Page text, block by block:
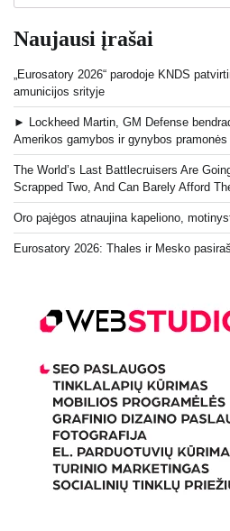
Naujausi įrašai
„Eurosatory 2026“ parodoje KNDS
amunicijos srityje
► Lockheed Martin, GM Defense
Amerikos gamybos ir gynybos pramonės
The World’s Last Battlecruisers Are
Scrapped Two, And Can Barely Afford
Oro pajėgos atnaujina kapeliono,
Eurosatory 2026: Thales ir Mesko